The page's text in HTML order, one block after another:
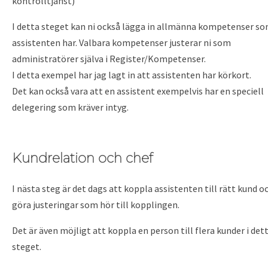
I detta steget kan ni också lägga in allmänna kompetenser
assistenten har. Valbara kompetenser justerar ni som
administratörer själva i Register/Kompetenser.
I detta exempel har jag lagt in att assistenten har körkort.
Det kan också vara att en assistent exempelvis har en speciell
delegering som kräver intyg.
Kundrelation och chef
I nästa steg är det dags att koppla assistenten till rätt kund
göra justeringar som hör till kopplingen.
Det är även möjligt att koppla en person till flera kunder i
steget.